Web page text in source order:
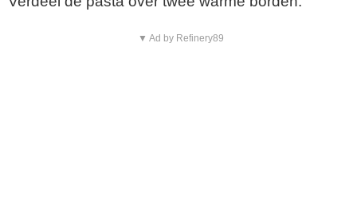
▼ Ad by Refinery89